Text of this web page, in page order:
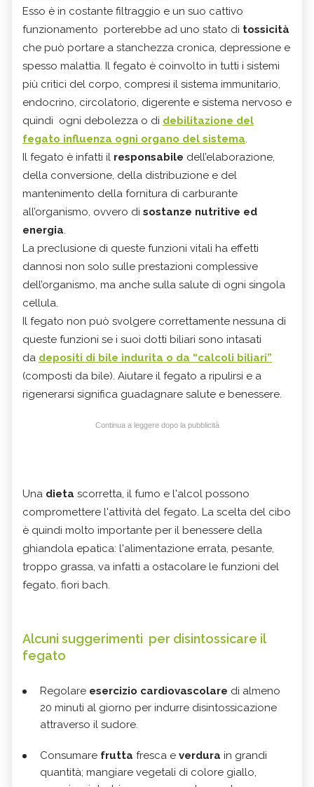
Esso è in costante filtraggio e un suo cattivo
funzionamento porterebbe ad uno stato di tossicità
che può portare a stanchezza cronica, depressione e
spesso malattia. Il fegato è coinvolto in tutti i sistemi
più critici del corpo, compresi il sistema immunitario,
endocrino, circolatorio, digerente e sistema nervoso e
quindi ogni debolezza o di debilitazione del
fegato influenza ogni organo del sistema.
Il fegato è infatti il responsabile dell’elaborazione,
della conversione, della distribuzione e del
mantenimento della fornitura di carburante
all’organismo, ovvero di sostanze nutritive ed
energia.
La preclusione di queste funzioni vitali ha effetti
dannosi non solo sulle prestazioni complessive
dell’organismo, ma anche sulla salute di ogni singola
cellula.
Il fegato non può svolgere correttamente nessuna di
queste funzioni se i suoi dotti biliari sono intasati
da depositi di bile indurita o da “calcoli biliari”
(composti da bile). Aiutare il fegato a ripulirsi e a
rigenerarsi significa guadagnare salute e benessere.
Continua a leggere dopo la pubblicità
Una dieta scorretta, il fumo e l'alcol possono
compromettere l'attività del fegato. La scelta del cibo
è quindi molto importante per il benessere della
ghiandola epatica: l'alimentazione errata, pesante,
troppo grassa, va infatti a ostacolare le funzioni del
fegato. fiori bach.
Alcuni suggerimenti per disintossicare il
fegato
Regolare esercizio cardiovascolare di almeno
20 minuti al giorno per indurre disintossicazione
attraverso il sudore.
Consumare frutta fresca e verdura in grandi
quantità; mangiare vegetali di colore giallo,